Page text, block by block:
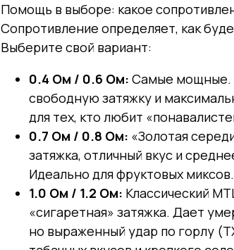
Помощь в выборе: какое
Сопротивление определяет, как
Выберите свой вариант:
0.4 Ом / 0.6 Ом: Самые мощные.
свободную затяжку и
для тех, кто любит
0.7 Ом / 0.8 Ом: «Золотая
затяжка, отличный вкус и
Идеально для фруктовых миксов.
1.0 Ом / 1.2 Ом: Классический
«сигаретная» затяжка. Дает
но выраженный удар по горлу